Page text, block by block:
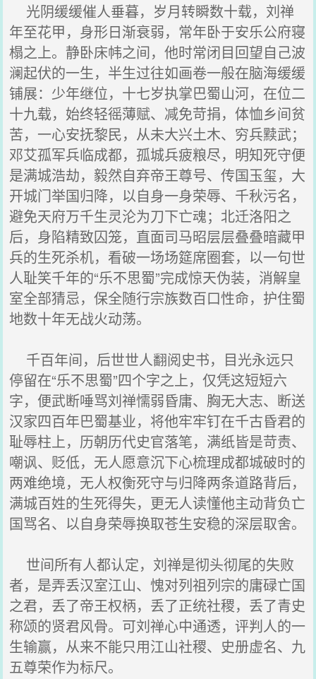
光阴缓缓催人垂暮，岁月转瞬数十载，刘禅
年至花甲，身形日渐衰弱，常年卧于安乐公府寝
榻之上。静卧床帏之间，他时常闭目回望自己波
澜起伏的一生，半生过往如画卷一般在脑海缓缓
铺展：少年继位，十七岁执掌巴蜀山河，在位二
十九载，始终轻徭薄赋、减免苛捐，体恤乡间贫
苦，一心安抚黎民，从未大兴土木、穷兵黩武；
邓艾孤军兵临成都，孤城兵疲粮尽，明知死守便
是满城浩劫，毅然自弃帝王尊号、传国玉玺，大
开城门举国归降，以自身一身荣辱、千秋污名，
避免天府万千生灵沦为刀下亡魂；北迁洛阳之
后，身陷精致囚笼，直面司马昭层层叠叠暗藏甲
兵的生死杀机，看破一场场筵席圈套，以一句世
人耻笑千年的“乐不思蜀”完成惊天伪装，消解皇
室全部猜忌，保全随行宗族数百口性命，护住蜀
地数十年无战火动荡。
千百年间，后世世人翻阅史书，目光永远只
停留在“乐不思蜀”四个字之上，仅凭这短短六
字，便武断唾骂刘禅懦弱昏庸、胸无大志、断送
汉家四百年巴蜀基业，将他牢牢钉在千古昏君的
耻辱柱上，历朝历代史官落笔，满纸皆是苛责、
嘲讽、贬低，无人愿意沉下心梳理成都城破时的
两难绝境，无人权衡死守与归降两条道路背后，
满城百姓的生死得失，更无人读懂他主动背负亡
国骂名、以自身荣辱换取苍生安稳的深层取舍。
世间所有人都认定，刘禅是彻头彻尾的失败
者，是弄丢汉室江山、愧对列祖列宗的庸碌亡国
之君，丢了帝王权柄，丢了正统社稷，丢了青史
称颂的贤君风骨。可刘禅心中通透，评判人的一
生输赢，从来不能只用江山社稷、史册虚名、九
五尊荣作为标尺。